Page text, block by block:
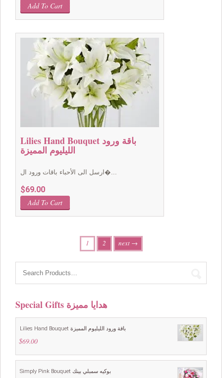
price
was:
Add To Cart
Lilies Hand Bouquet باقة ورود
الليليوم المميزة
ارسل الى الأحباء باقات ورود ال�...
$69.00
Add To Cart
1 2 next →
Special Gifts هدايا مميزة
Lilies Hand Bouquet باقة ورود الليليوم المميزة
$69.00
Simply Pink Bouquet بوكيه سمبلي بينك